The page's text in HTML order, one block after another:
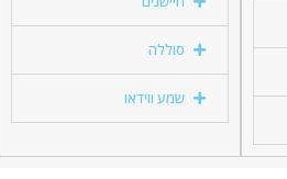
סוללה
שמע ווידאו